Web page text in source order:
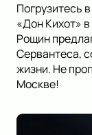
Погрузитесь
«Дон Кихот»
Рощин
Сервантеса,
жизни. Не
Москве!